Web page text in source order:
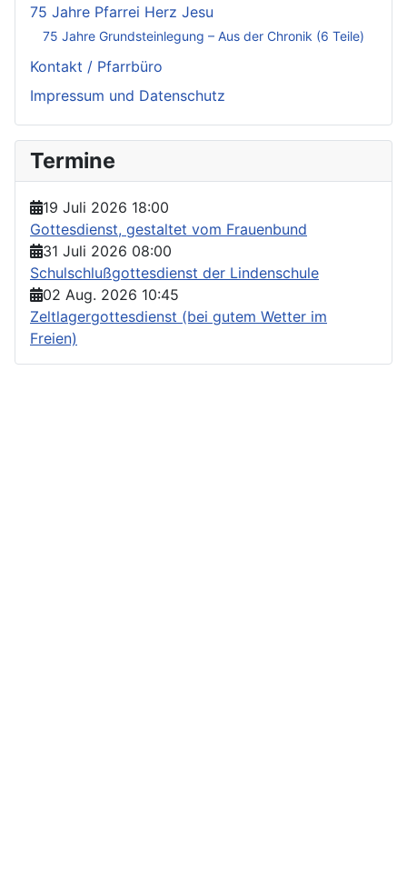
75 Jahre Pfarrei Herz Jesu
75 Jahre Grundsteinlegung – Aus der Chronik (6 Teile)
Kontakt / Pfarrbüro
Impressum und Datenschutz
Termine
19 Juli 2026 18:00
Gottesdienst, gestaltet vom Frauenbund
31 Juli 2026 08:00
Schulschlußgottesdienst der Lindenschule
02 Aug. 2026 10:45
Zeltlagergottesdienst (bei gutem Wetter im
Freien)